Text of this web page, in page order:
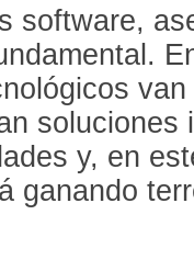
software,
soluciones
y, en
ganando